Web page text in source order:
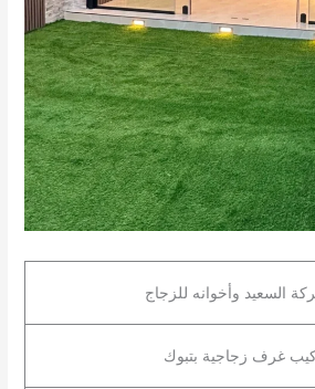
السعيد وأخوانه للزجاج
غرف زجاجية بتبوك